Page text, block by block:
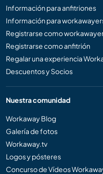
Información para anfitriones
Información para
Registrarse como
Registrarse como anfitrión
Regalar una experiencia
Descuentos y Socios
Nuestra comunidad
Workaway Blog
Galería de fotos
Workaway.tv
Logos y pósteres
Concurso de Vídeos